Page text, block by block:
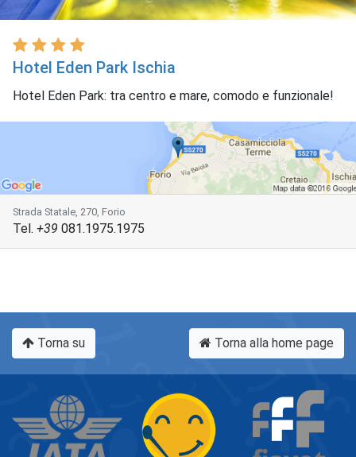
Hotel Eden Park Ischia
Hotel Eden Park: tra centro e mare, comodo e funzionale!
Strada Statale, 270, Forio
Tel. +39 081.1975.1975
Torna su Torna alla home page